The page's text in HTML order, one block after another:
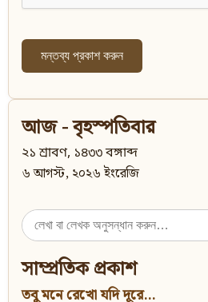
আজ - বৃহস্পতিবার
২১ শ্রাবণ, ১৪৩৩ বঙ্গাব্দ
৬ আগস্ট, ২০২৬ ইংরেজি
Search
for:
সাম্প্রতিক প্রকাশ
তবু মনে রেখো যদি দূরে...